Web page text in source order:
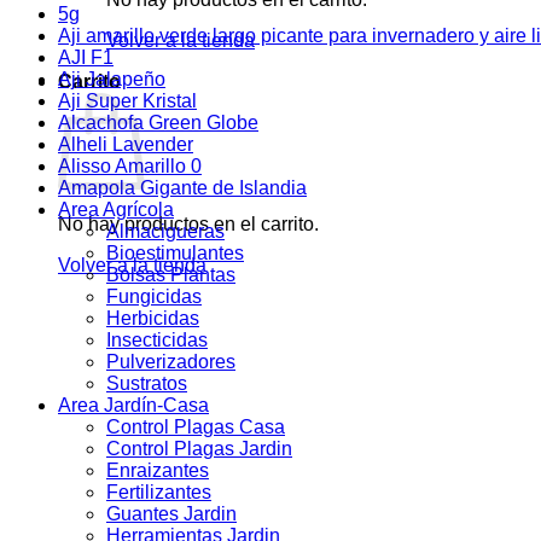
Volver a la tienda
Carrito
No hay productos en el carrito.
Volver a la tienda
5g
Aji amarillo verde largo picante para invernadero y aire
AJI F1
Aji Jalapeño
Aji Super Kristal
Alcachofa Green Globe
Alheli Lavender
Alisso Amarillo 0
Amapola Gigante de Islandia
Area Agrícola
Almacigueras
Bioestimulantes
Bolsas Plantas
Fungicidas
Herbicidas
Insecticidas
Pulverizadores
Sustratos
Area Jardín-Casa
Control Plagas Casa
Control Plagas Jardin
Enraizantes
Fertilizantes
Guantes Jardin
Herramientas Jardin